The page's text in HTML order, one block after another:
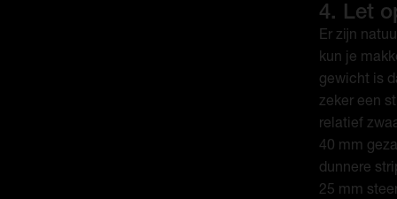
4. Let
Er zijn
kun je
gewicht is
zeker een
relatief
40 mm
dunnere
25 mm